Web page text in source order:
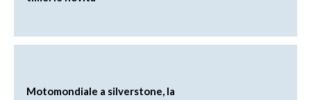
Motomondiale a silverstone, la